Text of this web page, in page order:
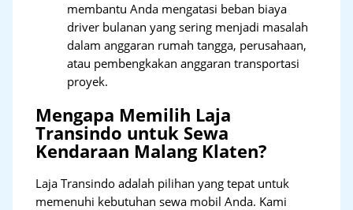
membantu Anda mengatasi beban biaya
driver bulanan yang sering menjadi masalah
dalam anggaran rumah tangga, perusahaan,
atau pembengkakan anggaran transportasi
proyek.
Mengapa Memilih Laja
Transindo untuk Sewa
Kendaraan Malang Klaten?
Laja Transindo adalah pilihan yang tepat untuk
memenuhi kebutuhan sewa mobil Anda. Kami